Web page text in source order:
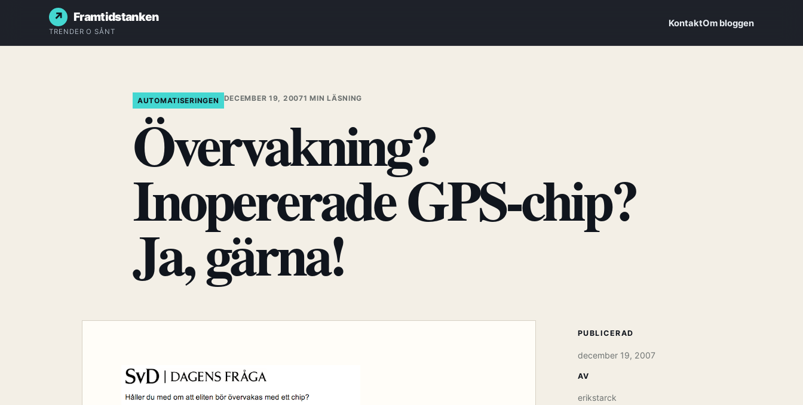
Framtidstanken
TRENDER O SÅNT
KontaktOm bloggen
AUTOMATISERINGEN DECEMBER 19, 20071 MIN LÄSNING
Övervakning?
Inopererade GPS-chip?
Ja, gärna!
PUBLICERAD
december 19, 2007
AV
erikstarck